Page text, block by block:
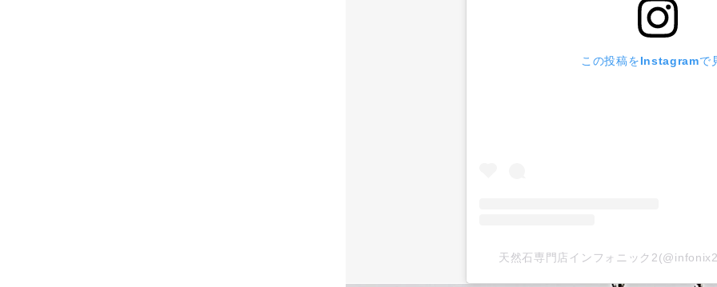
この投稿をInstagramで
天然石専門店インフォニック